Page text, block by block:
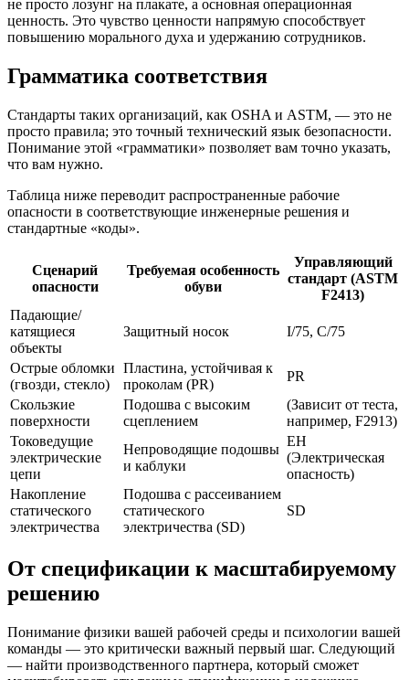
не просто лозунг на плакате, а основная операционная
ценность. Это чувство ценности напрямую способствует
повышению морального духа и удержанию сотрудников.
Грамматика соответствия
Стандарты таких организаций, как OSHA и ASTM, — это не
просто правила; это точный технический язык безопасности.
Понимание этой «грамматики» позволяет вам точно указать,
что вам нужно.
Таблица ниже переводит распространенные рабочие
опасности в соответствующие инженерные решения и
стандартные «коды».
Сценарий
опасности
Требуемая особенность
обуви
Управляющий
стандарт (ASTM
F2413)
Падающие/
катящиеся
объекты
Защитный носок I/75, C/75
Острые обломки
(гвозди, стекло)
Пластина, устойчивая к
проколам (PR)
PR
Скользкие
поверхности
Подошва с высоким
сцеплением
(Зависит от теста,
например, F2913)
Токоведущие
электрические
цепи
Непроводящие подошвы
и каблуки
EH
(Электрическая
опасность)
Накопление
статического
электричества
Подошва с рассеиванием
статического
электричества (SD)
SD
От спецификации к масштабируемому
решению
Понимание физики вашей рабочей среды и психологии вашей
команды — это критически важный первый шаг. Следующий
— найти производственного партнера, который сможет